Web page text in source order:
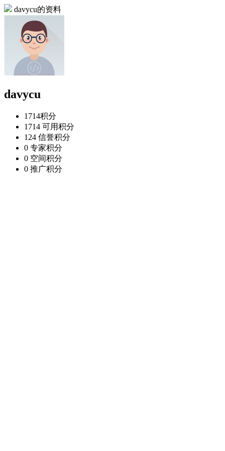
davycu的资料
davycu
1714积分
1714 可用积分
124 信誉积分
0 专家积分
0 空间积分
0 推广积分